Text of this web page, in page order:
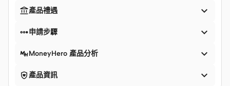
產品禮遇 
申請步驟 
MoneyHero 產品分析 
 產品資訊 